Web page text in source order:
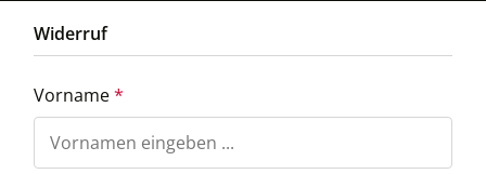
Widerruf
Vorname*